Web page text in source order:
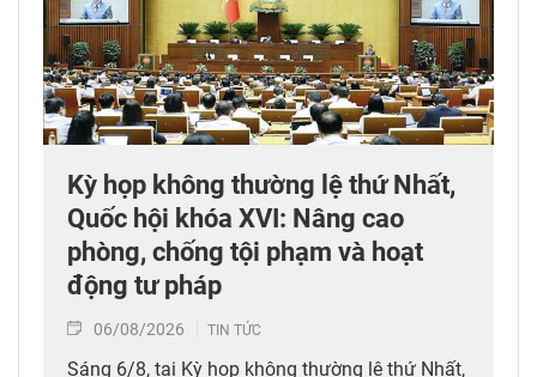
Kỳ họp không thường lệ thứ Nhất,
Quốc hội khóa XVI: Nâng cao
phòng, chống tội phạm và hoạt
động tư pháp
06/08/2026 TIN TỨC
Sáng 6/8, tại Kỳ họp không thường lệ thứ Nhất,